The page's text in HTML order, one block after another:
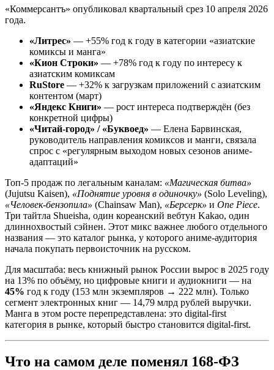
«Коммерсантъ» опубликовал квартальный срез 10 апреля 2026
года.
«Литрес» — +55% год к году в категории «азиатские
комиксы и манга»
«Кион Строки» — +78% год к году по интересу к
азиатским комиксам
RuStore — +32% к загрузкам приложений с азиатским
контентом (март)
«Яндекс Книги» — рост интереса подтверждён (без
конкретной цифры)
«Читай-город» / «Буквоед» — Елена Барвинская,
руководитель направления комиксов и манги, связала
спрос с «регулярным выходом новых сезонов аниме-
адаптаций»
Топ-5 продаж по легальным каналам: «Магическая битва»
(Jujutsu Kaisen), «Поднятие уровня в одиночку» (Solo Leveling),
«Человек-бензопила» (Chainsaw Man), «Берсерк» и One Piece.
Три тайтла Shueisha, один кореанский вебтун Kakao, один
длиннохвостый сэйнен. Этот микс важнее любого отдельного
названия — это каталог рынка, у которого аниме-аудитория
начала покупать первоисточник на русском.
Для масштаба: весь книжный рынок России вырос в 2025 году
на 13% по объёму, но цифровые книги и аудиокниги — на
45% год к году (153 млн экземпляров → 222 млн). Только
сегмент электронных книг — 14,79 млрд рублей выручки.
Манга в этом росте перепредставлена: это digital-first
категория в рынке, который быстро становится digital-first.
Что на самом деле поменял 168-ФЗ